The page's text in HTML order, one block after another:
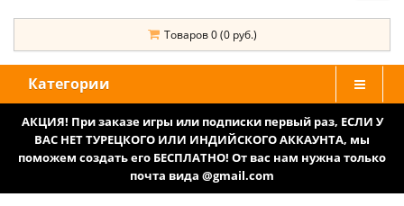
Товаров 0 (0 руб.)
Категории
АКЦИЯ! При заказе игры или подписки первый раз, ЕСЛИ У
ВАС НЕТ ТУРЕЦКОГО ИЛИ ИНДИЙСКОГО АККАУНТА, мы
поможем создать его БЕСПЛАТНО! От вас нам нужна только
почта вида @gmail.com